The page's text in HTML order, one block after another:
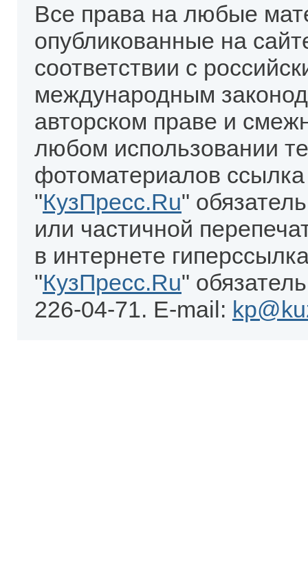
Все права на любые
опубликованные на
соответствии с
международным
авторском праве и
любом использовании
фотоматериалов
"КузПресс.Ru"
или частичной
в интернете
"КузПресс.Ru"
226-04-71. E-mail: